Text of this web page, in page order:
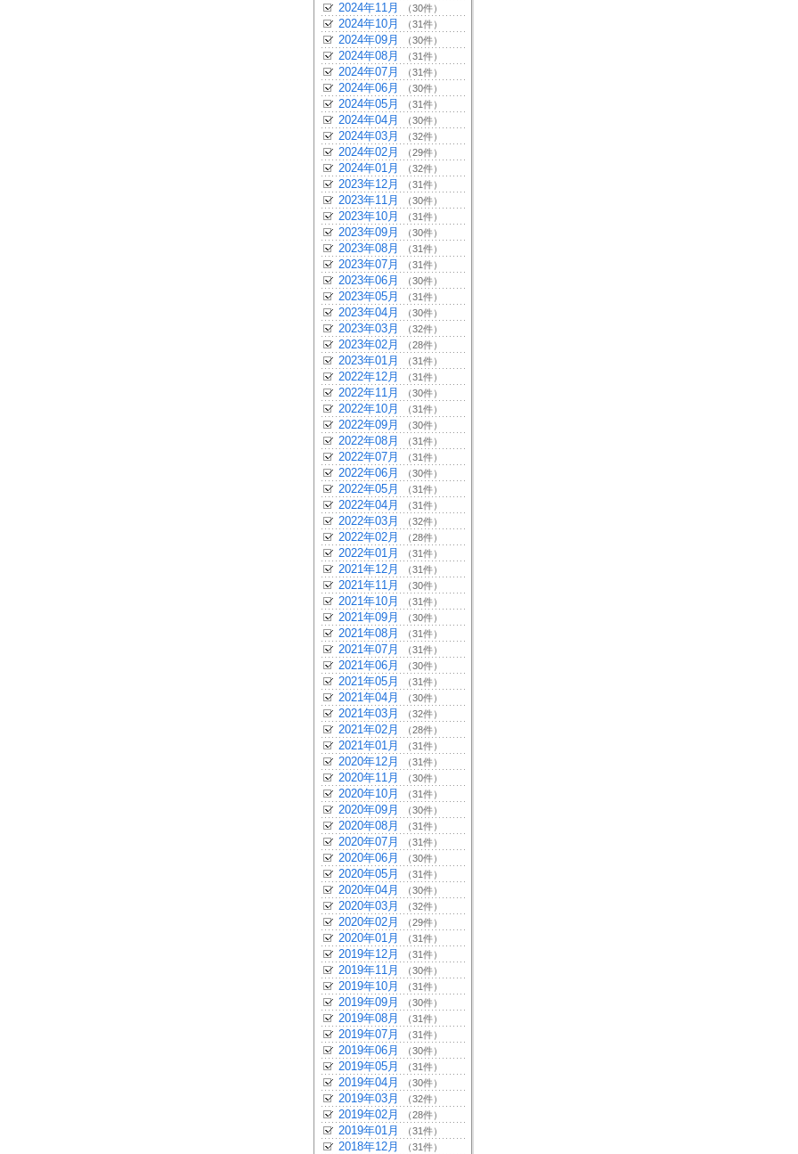
2024年11月 （30件）
2024年10月 （31件）
2024年09月 （30件）
2024年08月 （31件）
2024年07月 （31件）
2024年06月 （30件）
2024年05月 （31件）
2024年04月 （30件）
2024年03月 （32件）
2024年02月 （29件）
2024年01月 （32件）
2023年12月 （31件）
2023年11月 （30件）
2023年10月 （31件）
2023年09月 （30件）
2023年08月 （31件）
2023年07月 （31件）
2023年06月 （30件）
2023年05月 （31件）
2023年04月 （30件）
2023年03月 （32件）
2023年02月 （28件）
2023年01月 （31件）
2022年12月 （31件）
2022年11月 （30件）
2022年10月 （31件）
2022年09月 （30件）
2022年08月 （31件）
2022年07月 （31件）
2022年06月 （30件）
2022年05月 （31件）
2022年04月 （31件）
2022年03月 （32件）
2022年02月 （28件）
2022年01月 （31件）
2021年12月 （31件）
2021年11月 （30件）
2021年10月 （31件）
2021年09月 （30件）
2021年08月 （31件）
2021年07月 （31件）
2021年06月 （30件）
2021年05月 （31件）
2021年04月 （30件）
2021年03月 （32件）
2021年02月 （28件）
2021年01月 （31件）
2020年12月 （31件）
2020年11月 （30件）
2020年10月 （31件）
2020年09月 （30件）
2020年08月 （31件）
2020年07月 （31件）
2020年06月 （30件）
2020年05月 （31件）
2020年04月 （30件）
2020年03月 （32件）
2020年02月 （29件）
2020年01月 （31件）
2019年12月 （31件）
2019年11月 （30件）
2019年10月 （31件）
2019年09月 （30件）
2019年08月 （31件）
2019年07月 （31件）
2019年06月 （30件）
2019年05月 （31件）
2019年04月 （30件）
2019年03月 （32件）
2019年02月 （28件）
2019年01月 （31件）
2018年12月 （31件）